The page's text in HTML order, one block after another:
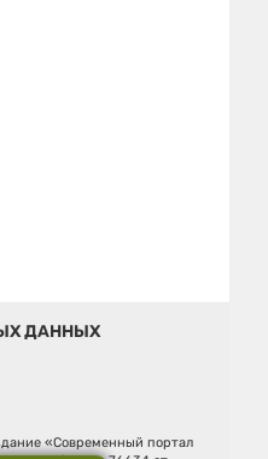
ДАННЫХ
«Современный портал